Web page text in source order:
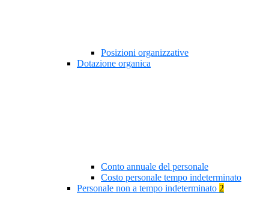
Posizioni organizzative
Dotazione organica
Conto annuale del personale
Costo personale tempo indeterminato
Personale non a tempo indeterminato 2